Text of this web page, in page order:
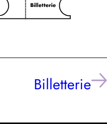
Billetterie